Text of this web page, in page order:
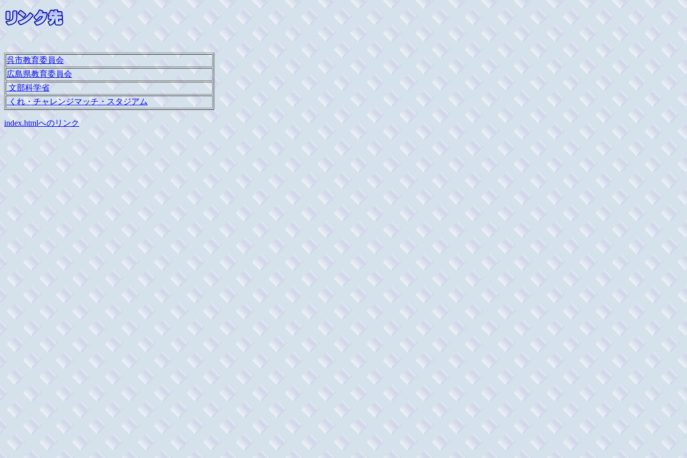
呉市教育委員会
広島県教育委員会
文部科学省
くれ・チャレンジマッチ・スタジアム
index.htmlへのリンク